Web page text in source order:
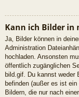
Kann ich Bilder in
Ja, Bilder können in
Administration
hochladen. Ansonsten
öffentlich zugänglichen
bild.gif. Du kannst weder
befinden (außer es ist
Bildern, die nur nach